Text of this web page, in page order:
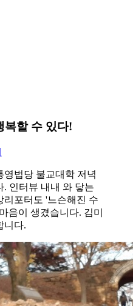
복할 수 있다!
영법당 불교대학 저녁
. 인터뷰 내내 와 닿는
리포터도 '느슨해진 수
음이 생겼습니다. 김미
니다.